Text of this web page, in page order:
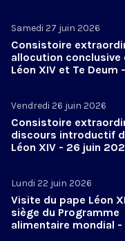
Samedi 27 juin 2026
Consistoire
allocution conclusive
Léon XIV et Te Deum
Vendredi 26 juin 2026
Consistoire
discours introductif
Léon XIV - 26 juin
Lundi 22 juin 2026
Visite du pape Léon
siège du Programme
alimentaire mondial -